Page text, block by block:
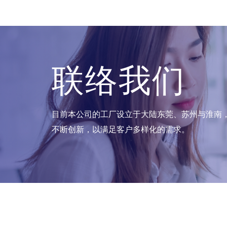
联络我们
目前本公司的工厂设立于大陆东莞、苏州与淮
不断创新，以满足客户多样化的需求。